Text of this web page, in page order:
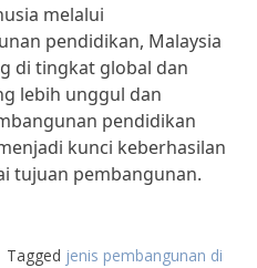
melalui
pendidikan, Malaysia
di tingkat global dan
lebih unggul dan
pendidikan
kunci keberhasilan
tujuan pembangunan.
Tagged jenis pembangunan di